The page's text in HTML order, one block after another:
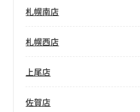
札幌南店
札幌西店
上尾店
佐賀店